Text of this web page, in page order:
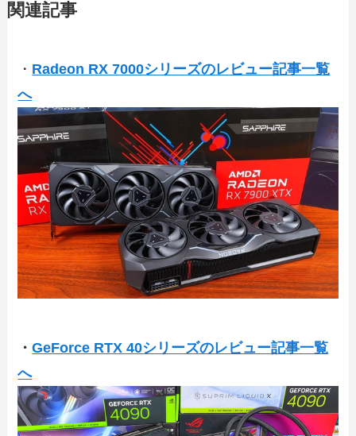
関連記事
・ Radeon RX 7000シリーズのレビュー記事一覧
へ
・GeForce RTX 40シリーズのレビュー記事一覧
へ